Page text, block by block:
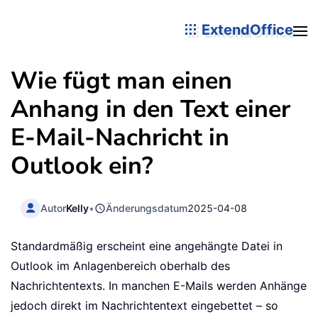
ExtendOffice
Wie fügt man einen
Anhang in den Text einer
E-Mail-Nachricht in
Outlook ein?
AutorKelly• Änderungsdatum2025-04-08
Standardmäßig erscheint eine angehängte Datei in
Outlook im Anlagenbereich oberhalb des
Nachrichtentexts. In manchen E-Mails werden Anhänge
jedoch direkt im Nachrichtentext eingebettet – so